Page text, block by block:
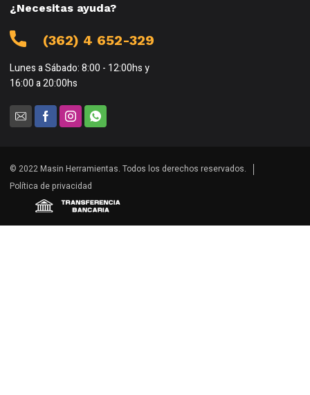
¿Necesitas ayuda?
(362) 4 652-329
Lunes a Sábado: 8:00 - 12:00hs y
16:00 a 20:00hs
© 2022 Masin Herramientas. Todos los derechos reservados.
Política de privacidad